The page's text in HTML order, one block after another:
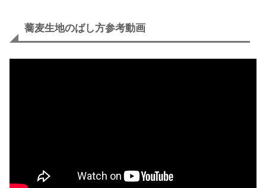
蕎麦生地のばし方参考動画